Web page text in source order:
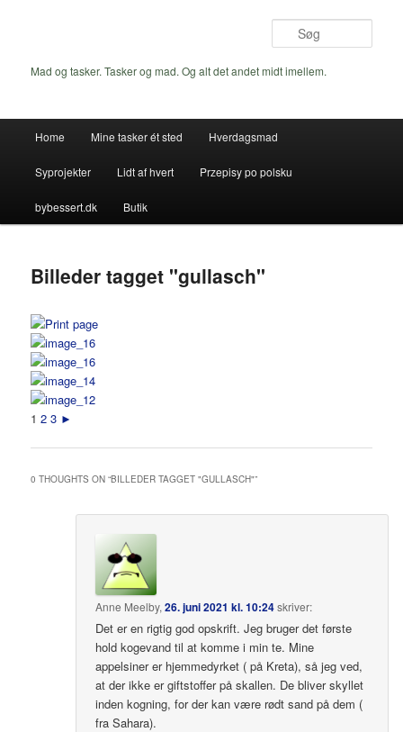
indholdMad og tasker. Tasker og mad. Og alt det andet midt imellem.
Home Mine tasker ét sted Hverdagsmad
Syprojekter Lidt af hvert Przepisy po polsku
bybessert.dk Butik
Billeder tagget "gullasch"
1 2 3 ►
0 THOUGHTS ON “BILLEDER TAGGET "GULLASCH"”
Anne Meelby,26. juni 2021 kl. 10:24skriver:
Det er en rigtig god opskrift. Jeg bruger det første
hold kogevand til at komme i min te. Mine
appelsiner er hjemmedyrket ( på Kreta), så jeg ved,
at der ikke er giftstoffer på skallen. De bliver skyllet
inden kogning, for der kan være rødt sand på dem (
fra Sahara).